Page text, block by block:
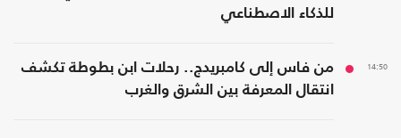
للذكاء الاصطناعي
14:50
من فاس إلى كامبريدج.. رحلات ابن بطوطة تكشف
انتقال المعرفة بين الشرق والغرب